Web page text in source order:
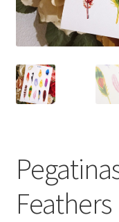
Feathers